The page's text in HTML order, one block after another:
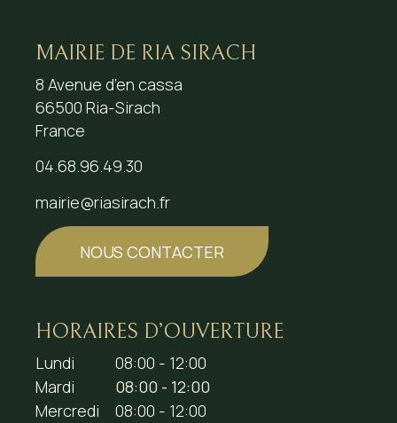
MAIRIE DE RIA SIRACH
8 Avenue d’en cassa
66500 Ria-Sirach
France
04.68.96.49.30
mairie@riasirach.fr
NOUS CONTACTER
HORAIRES D’OUVERTURE
Lundi
08:00 - 12:00
Mardi
08:00 - 12:00
Mercredi
08:00 - 12:00